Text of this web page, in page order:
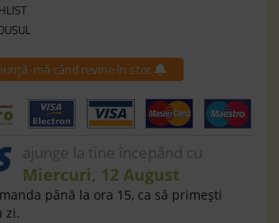
mă când revine în stoc
ajunge la tine începând cu
Miercuri, 12 August
până la ora 15, ca să primeşti
zi.